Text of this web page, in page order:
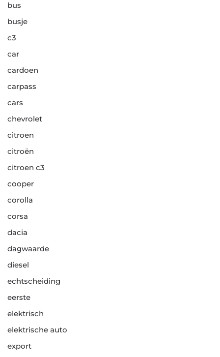
bus
busje
c3
car
cardoen
carpass
cars
chevrolet
citroen
citroën
citroen c3
cooper
corolla
corsa
dacia
dagwaarde
diesel
echtscheiding
eerste
elektrisch
elektrische auto
export